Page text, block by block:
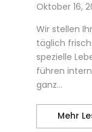
Oktober 16,
Wir stellen
täglich
spezielle
führen
ganz...
Mehr